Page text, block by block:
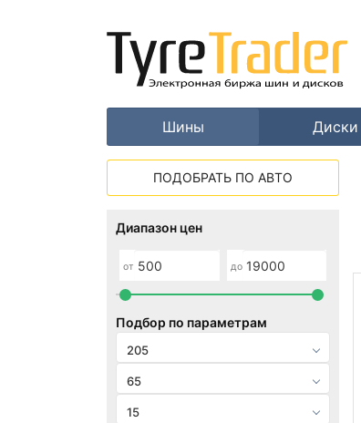
Шины Диски
ПОДОБРАТЬ ПО АВТО
Диапазон цен
от до
Подбор по параметрам
205
65
15